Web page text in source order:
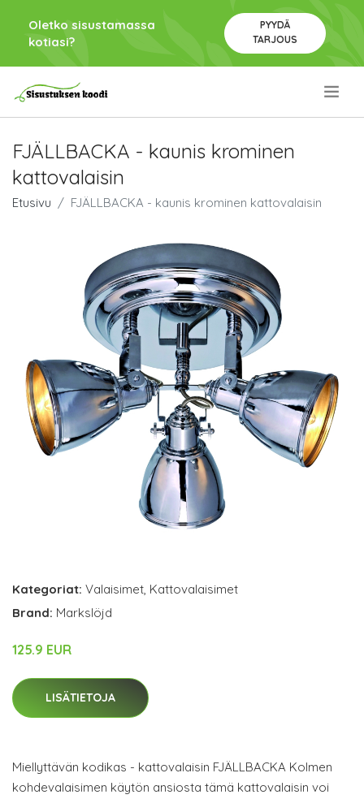
Oletko sisustamassa
kotiasi?
PYYDÄ
TARJOUS
FJÄLLBACKA - kaunis krominen
kattovalaisin
Etusivu FJÄLLBACKA - kaunis krominen kattovalaisin
Kategoriat: Valaisimet, Kattovalaisimet
Brand: Markslöjd
125.9 EUR
LISÄTIETOJA
Miellyttävän kodikas - kattovalaisin FJÄLLBACKA Kolmen
kohdevalaisimen käytön ansiosta tämä kattovalaisin voi